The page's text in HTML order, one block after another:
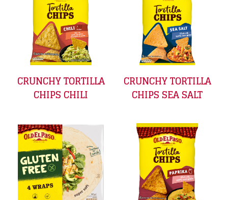
CRUNCHY TORTILLA
CHIPS CHILI
CRUNCHY TORTILLA
CHIPS SEA SALT